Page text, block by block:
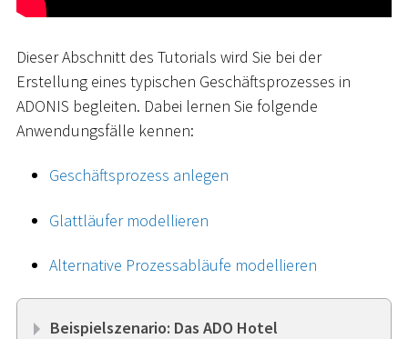
Dieser Abschnitt des Tutorials wird Sie bei der
Erstellung eines typischen Geschäftsprozesses in
ADONIS begleiten. Dabei lernen Sie folgende
Anwendungsfälle kennen:
Geschäftsprozess anlegen
Glattläufer modellieren
Alternative Prozessabläufe modellieren
Beispielszenario: Das ADO Hotel